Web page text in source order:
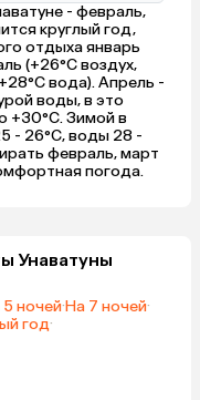
- февраль,
круглый год,
отдыха январь
(+26°C воздух,
вода). Апрель -
воды, в это
+30°C. Зимой в
- 26°C, воды 28 -
февраль, март
погода.
Унаватуны
ночей·На 7 ночей·
год·